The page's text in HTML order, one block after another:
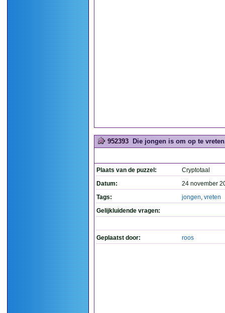
952393 Die jongen is om op te
Plaats van de puzzel:
Cryptotaal
Datum:
24 november
Tags:
jongen, vreten
Gelijkluidende vragen:
Geplaatst door: roos